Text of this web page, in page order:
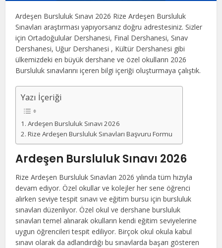
Ardeşen Bursluluk Sınavı 2026 Rize Ardeşen Bursluluk
Sınavları araştırması yapıyorsanız doğru adrestesiniz. Sizler
için Ortadoğulular Dershanesi, Final Dershanesi, Sınav
Dershanesi, Uğur Dershanesi , Kültür Dershanesi gibi
ülkemizdeki en büyük dershane ve özel okulların 2026
Bursluluk sınavlarını içeren bilgi içeriği oluşturmaya çalıştık.
Yazı İçeriği
Ardeşen Bursluluk Sınavı 2026
Rize Ardeşen Bursluluk Sınavları Başvuru Formu
Ardeşen Bursluluk Sınavı 2026
Rize Ardeşen Bursluluk Sınavları 2026 yılında tüm hızıyla
devam ediyor. Özel okullar ve kolejler her sene öğrenci
alırken seviye tespit sınavı ve eğitim bursu için bursluluk
sınavları düzenliyor. Özel okul ve dershane bursluluk
sınavları temel alınarak okulların kendi eğitim seviyelerine
uygun öğrencileri tespit ediliyor. Birçok okul okula kabul
sınavı olarak da adlandırdığı bu sınavlarda başarı gösteren